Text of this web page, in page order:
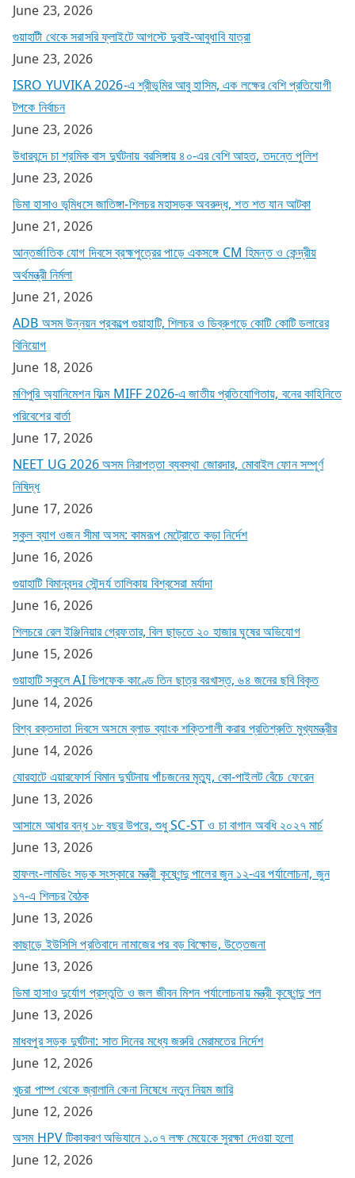
June 23, 2026
গুয়াহাটী থেকে সরাসরি ফ্লাইটে আগস্টে দুবাই-আবুধাবি যাত্রা
June 23, 2026
ISRO YUVIKA 2026-এ শ্রীভূমির আবু হাসিম, এক লক্ষের বেশি প্রতিযোগী
টপকে নির্বাচন
June 23, 2026
উধারবন্দে চা শ্রমিক বাস দুর্ঘটনায় বরসিঙ্গায় ৪০-এর বেশি আহত, তদন্তে পুলিশ
June 23, 2026
ডিমা হাসাও ভূমিধসে জাতিঙ্গা-শিলচর মহাসড়ক অবরুদ্ধ, শত শত যান আটকা
June 21, 2026
আন্তর্জাতিক যোগ দিবসে ব্রহ্মপুত্রের পাড়ে একসঙ্গে CM হিমন্ত ও কেন্দ্রীয়
অর্থমন্ত্রী নির্মলা
June 21, 2026
ADB অসম উন্নয়ন প্রকল্পে গুয়াহাটি, শিলচর ও ডিব্রুগড়ে কোটি কোটি ডলারের
বিনিয়োগ
June 18, 2026
মণিপুরি অ্যানিমেশন ফিল্ম MIFF 2026-এ জাতীয় প্রতিযোগিতায়, বনের কাহিনিতে
পরিবেশের বার্তা
June 17, 2026
NEET UG 2026 অসম নিরাপত্তা ব্যবস্থা জোরদার, মোবাইল ফোন সম্পূর্ণ
নিষিদ্ধ
June 17, 2026
স্কুল ব্যাগ ওজন সীমা অসম: কামরূপ মেট্রোতে কড়া নির্দেশ
June 16, 2026
গুয়াহাটি বিমানবন্দর সৌন্দর্য তালিকায় বিশ্বসেরা মর্যাদা
June 16, 2026
শিলচরে রেল ইঞ্জিনিয়ার গ্রেফতার, বিল ছাড়তে ২০ হাজার ঘুষের অভিযোগ
June 15, 2026
গুয়াহাটি স্কুলে AI ডিপফেক কাণ্ডে তিন ছাত্র বরখাস্ত, ৬৪ জনের ছবি বিকৃত
June 14, 2026
বিশ্ব রক্তদাতা দিবসে অসমে ব্লাড ব্যাংক শক্তিশালী করার প্রতিশ্রুতি মুখ্যমন্ত্রীর
June 14, 2026
যোরহাটে এয়ারফোর্স বিমান দুর্ঘটনায় পাঁচজনের মৃত্যু, কো-পাইলট বেঁচে ফেরেন
June 13, 2026
আসামে আধার বন্ধ ১৮ বছর উপরে, শুধু SC-ST ও চা বাগান অবধি ২০২৭ মার্চ
June 13, 2026
হাফলং-লামডিং সড়ক সংস্কারে মন্ত্রী কৃষ্ণেন্দু পালের জুন ১২-এর পর্যালোচনা, জুন
১৭-এ শিলচর বৈঠক
June 13, 2026
কাছাড়ে ইউসিসি প্রতিবাদে নামাজের পর বড় বিক্ষোভ, উত্তেজনা
June 13, 2026
ডিমা হাসাও দুর্যোগ প্রস্তুতি ও জল জীবন মিশন পর্যালোচনায় মন্ত্রী কৃষ্ণেন্দু পল
June 13, 2026
মাধবপুর সড়ক দুর্ঘটনা: সাত দিনের মধ্যে জরুরি মেরামতের নির্দেশ
June 12, 2026
খুচরা পাম্প থেকে জ্বালানি কেনা নিষেধে নতুন নিয়ম জারি
June 12, 2026
অসম HPV টিকাকরণ অভিযানে ১.০৭ লক্ষ মেয়েকে সুরক্ষা দেওয়া হলো
June 12, 2026